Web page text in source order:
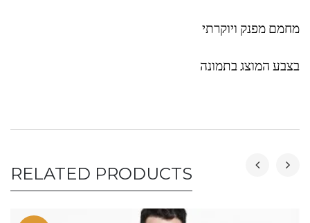
מחמם מפנק ויוקרתי
בצבע המוצג בתמונה
RELATED PRODUCTS